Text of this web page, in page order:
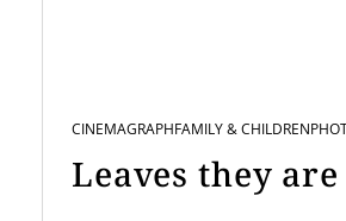
CINEMAGRAPHFAMILY & CHILDREN
Leaves they